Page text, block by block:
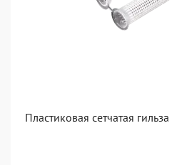
Пластиковая сетчатая гильза